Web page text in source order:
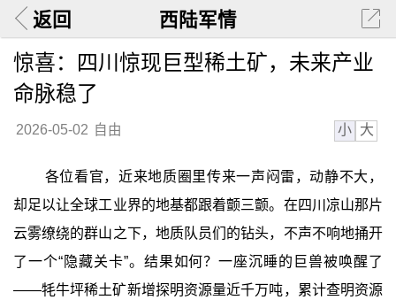
返回 西陆军情
惊喜：四川惊现巨型稀土矿，未来产业
命脉稳了
2026-05-02 自由 小 大
各位看官，近来地质圈里传来一声闷雷，动静不大，
却足以让全球工业界的地基都跟着颤三颤。在四川凉山那片
云雾缭绕的群山之下，地质队员们的钻头，不声不响地捅开
了一个“隐藏关卡”。结果如何？一座沉睡的巨兽被唤醒了
——牦牛坪稀土矿新增探明资源量近千万吨，累计查明资源